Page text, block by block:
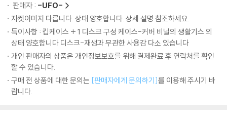
판매자 : -UFO-
자켓이미지 다릅니다. 상태 양호합니다. 상세 설명 참조하세요.
특이사항 : 킵케이스 + 1 디스크 구성 케이스-커버 비닐의 생활기스 외
상태 양호합니다 디스크-재생과 무관한 사용감 다소 있습니다
개인 판매자의 상품은 개인정보보호를 위해 결제완료 후 연락처를 확인
할 수 있습니다.
구매 전 상품에 대한 문의는 [판매자에게 문의하기]를 이용해 주시기 바
랍니다.